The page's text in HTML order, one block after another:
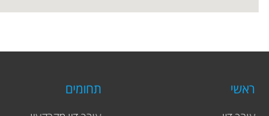
ראשי תחומים